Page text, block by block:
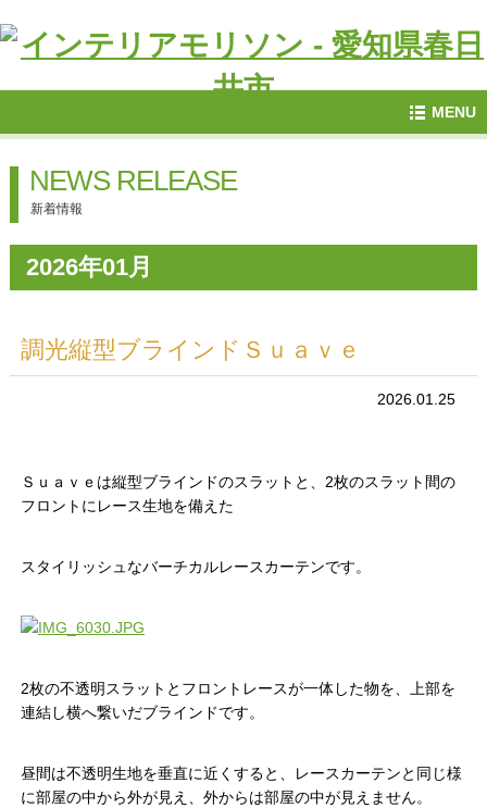
MENU
NEWS RELEASE
新着情報
2026年01月
調光縦型ブラインドＳｕａｖｅ
2026.01.25
Ｓｕａｖｅは縦型ブラインドのスラットと、2枚のスラット間の
フロントにレース生地を備えた
スタイリッシュなバーチカルレースカーテンです。
2枚の不透明スラットとフロントレースが一体した物を、上部を
連結し横へ繋いだブラインドです。
昼間は不透明生地を垂直に近くすると、レースカーテンと同じ様
に部屋の中から外が見え、外からは部屋の中が見えません。